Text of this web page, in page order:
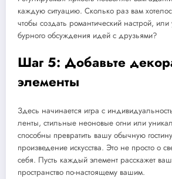
каждую ситуацию. Сколько раз вам
чтобы создать романтический настрой, или
бурного обсуждения идей с друзьями?
Шаг 5: Добавьте
элементы
Здесь начинается игра с
ленты, стильные неоновые огни или
способны превратить вашу обычную
произведение искусства. Это не просто о
себя. Пусть каждый элемент расскажет
пространство по-настоящему вашим.